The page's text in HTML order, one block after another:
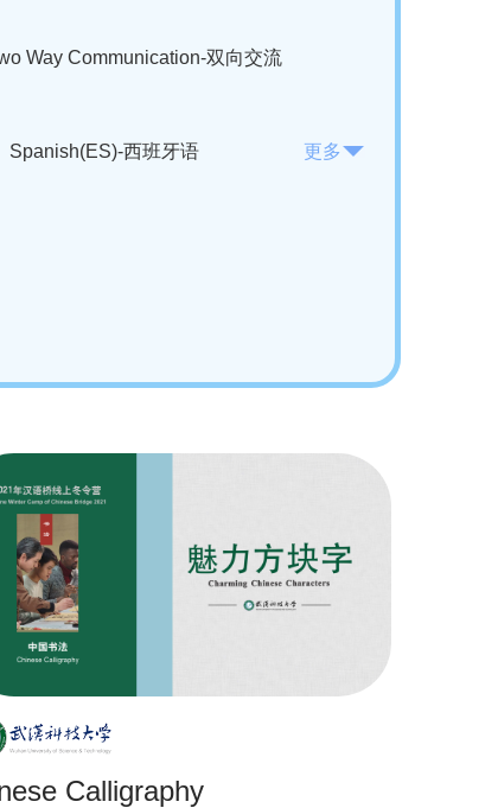
Way Communication-双向交流
Spanish(ES)-西班牙语
更多
Calligraphy